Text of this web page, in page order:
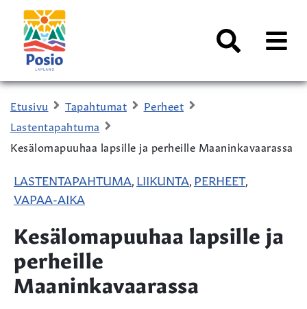
Siirry sisältöön
Kaupungin
logo
AVAA
Etusivu Tapahtumat
Perheet
Lastentapahtuma
Kesälomapuuhaa lapsille ja perheille Maaninkavaarassa
LASTENTAPAHTUMA LIIKUNTA PERHEET,
VAPAA-AIKA
Kesälomapuuhaa lapsille ja
perheille
Maaninkavaarassa